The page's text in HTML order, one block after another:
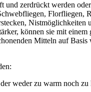
und zerdrückt werden
Florfliegen,
Nistmöglichkeiten
können sie mit
Mitteln auf
weder zu warm noch